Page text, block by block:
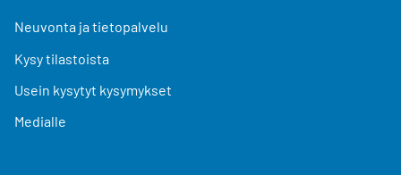
Neuvonta ja tietopalvelu
Kysy tilastoista
Usein kysytyt kysymykset
Medialle